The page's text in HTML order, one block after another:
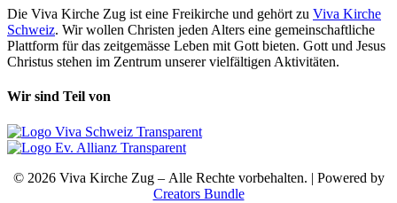
Die Viva Kirche Zug ist eine Freikirche und gehört zu Viva Kirche
Schweiz. Wir wollen Christen jeden Alters eine gemeinschaftliche
Plattform für das zeitgemässe Leben mit Gott bieten. Gott und Jesus
Christus stehen im Zentrum unserer vielfältigen Aktivitäten.
Wir sind Teil von
© 2026 Viva Kirche Zug – Alle Rechte vorbehalten. | Powered by
Creators Bundle